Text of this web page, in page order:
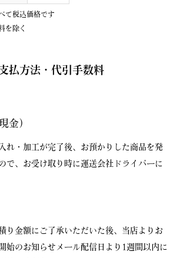
て税込価格です
を除く
払方法・代引手数料
金）
れ・加工が完了後、お預かりした商品を発
で、お受け取り時に運送会社ドライバーに
り金額にご了承いただいた後、当店よりお
始のお知らせメール配信日より1週間以内に